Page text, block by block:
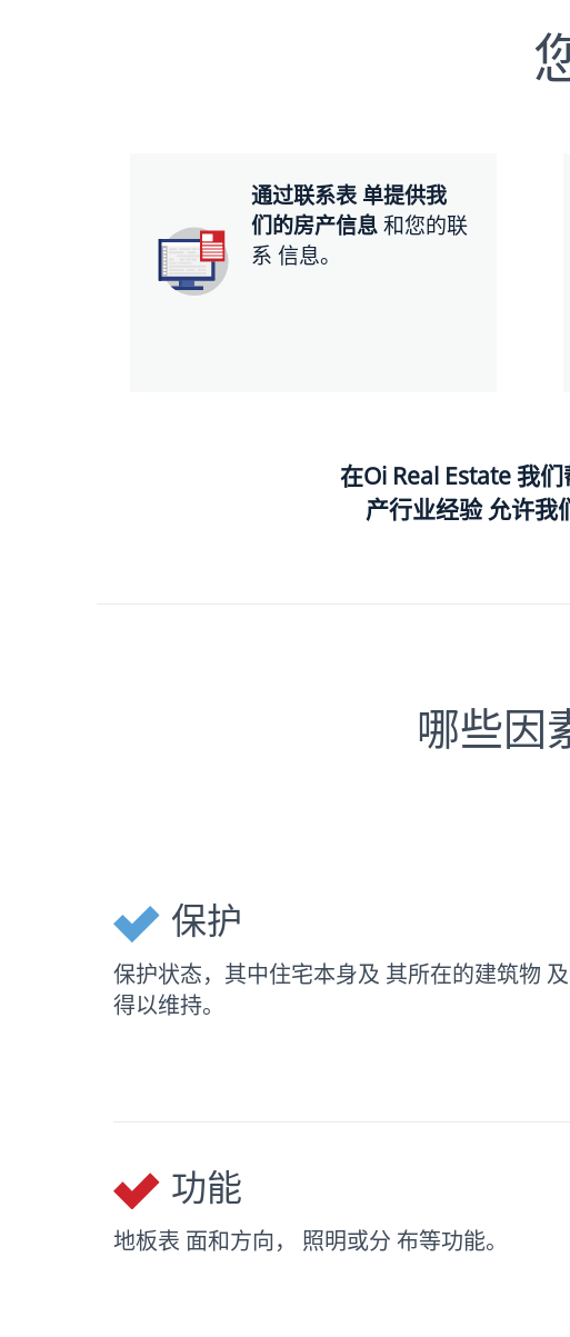
通过联系表 单提供我
们的房产信息和您的联
系 信息。
在Oi Real Estate 我
产行业经验允许我
哪些因
保护
保护状态，其中住宅本身及 其所在的建筑物
得以维持。
功能
地板表 面和方向， 照明或分 布等功能。